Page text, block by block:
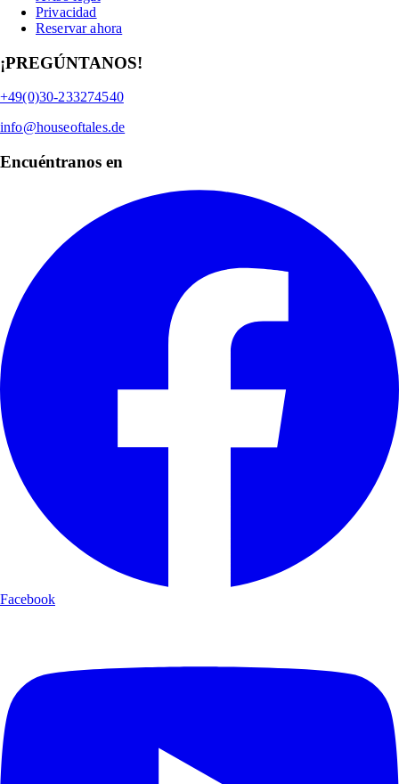
Privacidad
Reservar ahora
¡PREGÚNTANOS!
+49(0)30-233274540
info@houseoftales.de
Encuéntranos en
Facebook